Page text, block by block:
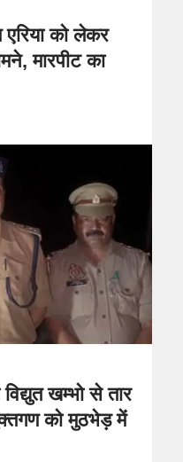
एरिया को लेकर
मारपीट का
खम्भो से तार
को मुठभेड़ में